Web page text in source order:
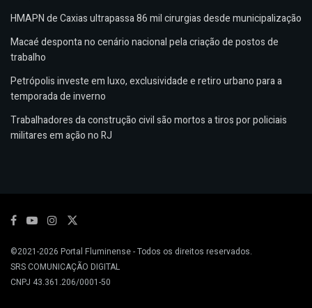
HMAPN de Caxias ultrapassa 86 mil cirurgias desde municipalização
Macaé desponta no cenário nacional pela criação de postos de
trabalho
Petrópolis investe em luxo, exclusividade e retiro urbano para a
temporada de inverno
Trabalhadores da construção civil são mortos a tiros por policiais
militares em ação no RJ
©2021-2026 Portal Fluminense- Todos os direitos reservados.
SRS COMUNICAÇÃO DIGITAL
CNPJ 43.361.206/0001-50